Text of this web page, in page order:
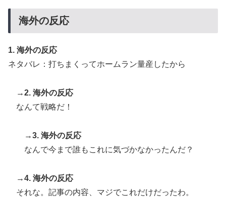
海外の反応
1. 海外の反応
ネタバレ：打ちまくってホームラン量産したから
→2. 海外の反応
なんて戦略だ！
→3. 海外の反応
なんで今まで誰もこれに気づかなかったんだ？
→4. 海外の反応
それな。記事の内容、マジでこれだけだったわ。